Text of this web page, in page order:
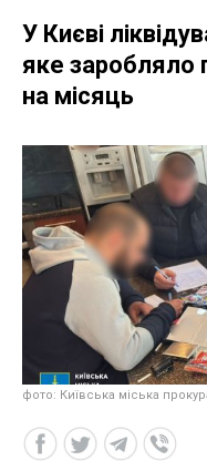
У Києві
яке заробляло
на місяць
фото: Київська міська